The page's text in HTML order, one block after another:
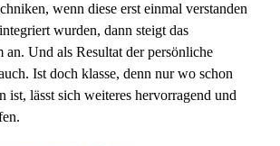
wenn diese erst einmal verstanden
wurden, dann steigt das
an. Und als Resultat der persönliche
Ist doch klasse, denn nur wo schon
ist, lässt sich weiteres hervorragend und